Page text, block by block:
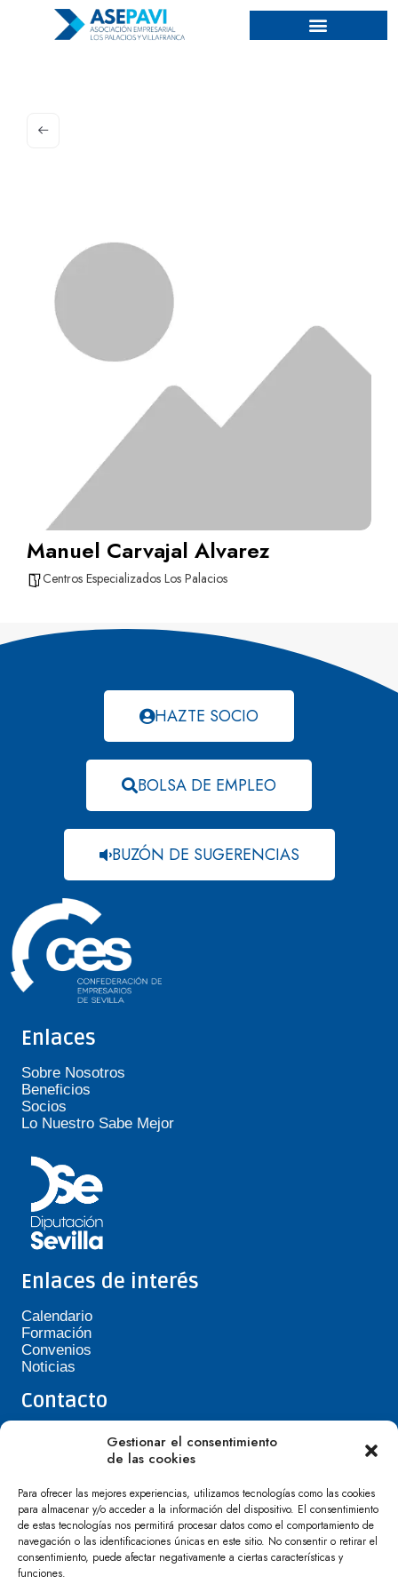
Gestionar el consentimiento
de las cookies
Para ofrecer las mejores experiencias, utilizamos tecnologías como las cookies
para almacenar y/o acceder a la información del dispositivo. El consentimiento
de estas tecnologías nos permitirá procesar datos como el comportamiento de
navegación o las identificaciones únicas en este sitio. No consentir o retirar el
consentimiento, puede afectar negativamente a ciertas características y
funciones.
Manuel Carvajal Alvarez
Centros Especializados Los Palacios
HAZTE SOCIO
BOLSA DE EMPLEO
BUZÓN DE SUGERENCIAS
Enlaces
Sobre Nosotros
Beneficios
Socios
Lo Nuestro Sabe Mejor
Enlaces de interés
Calendario
Formación
Convenios
Noticias
Contacto
Teléfono de Asepavi: 623 394 601
asepavi20@gmail.com
Villafranca